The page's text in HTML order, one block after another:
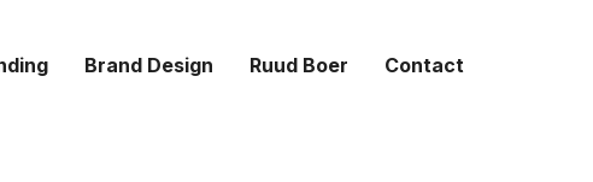
Brand Design Ruud Boer Contact